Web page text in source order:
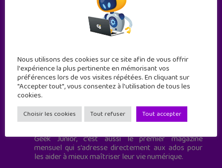
Geek Junior est le premier site de culture numérique
à destination des adolescents.
Geek Junior, c’est aussi le premier magazine
mensuel qui s’adresse directement aux ados pour
les aider à mieux maîtriser leur vie numérique.
Nous utilisons des cookies sur ce site afin de vous offrir
l'expérience la plus pertinente en mémorisant vos
préférences lors de vos visites répétées. En cliquant sur
"Accepter tout", vous consentez à l'utilisation de tous les
cookies.
Choisir les cookies Tout refuser Tout accepter